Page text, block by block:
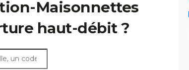
Maisonnettes
haut-débit ?